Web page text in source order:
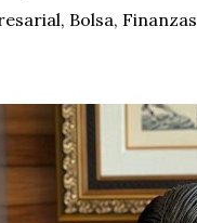
, Bolsa, Finanzas